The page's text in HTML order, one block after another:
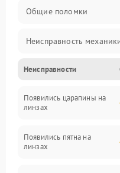
Общие поломки
Неисправность
Неисправность
Прочие неисправности
Неисправности
Появились царапины на
линзах
Появились пятна на
линзах